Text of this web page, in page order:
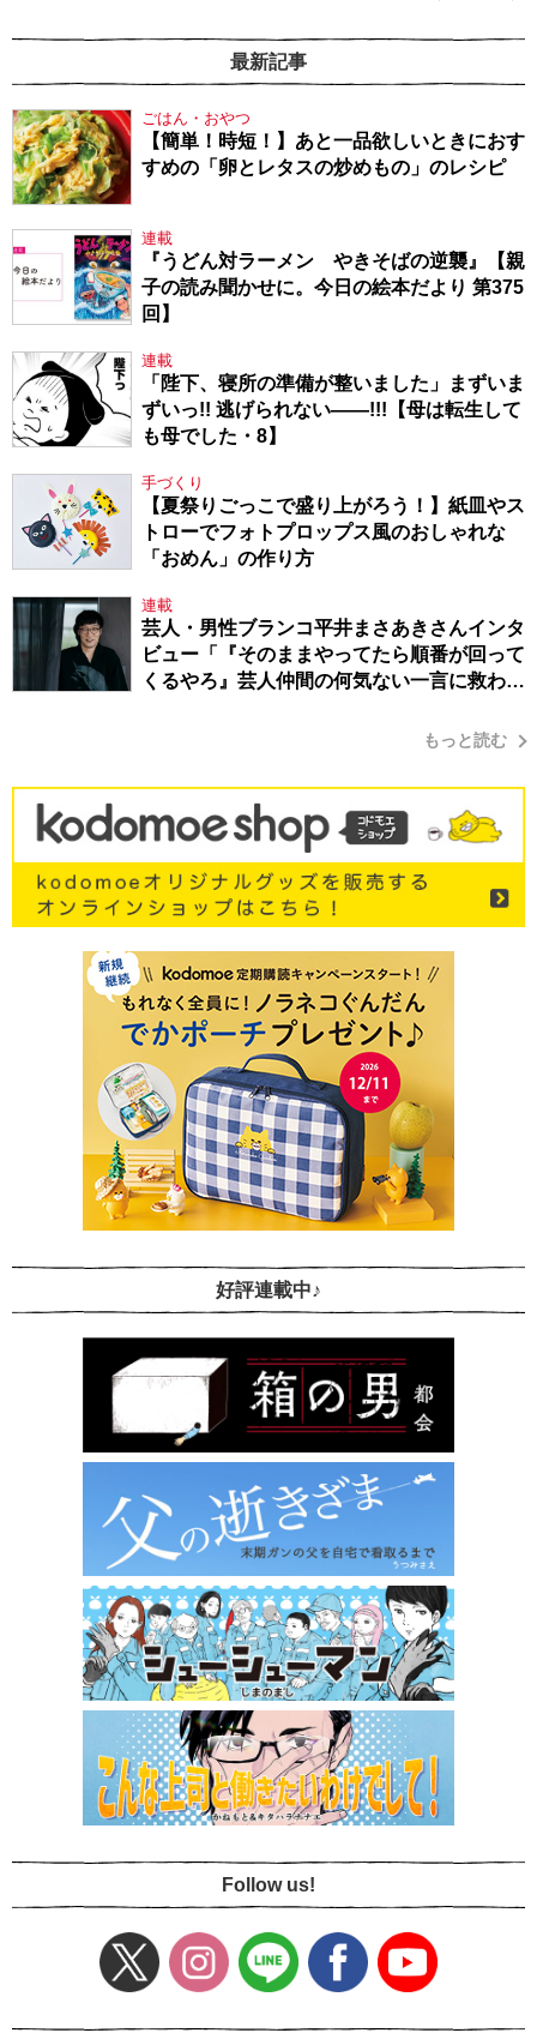
最新記事
ごはん・おやつ
【簡単！時短！】あと一品欲しいときにおす
すめの「卵とレタスの炒めもの」のレシピ
連載
『うどん対ラーメン やきそばの逆襲』【親
子の読み聞かせに。今日の絵本だより 第375
回】
連載
「陛下、寝所の準備が整いました」まずいま
ずいっ!! 逃げられない――!!!【母は転生して
も母でした・8】
手づくり
【夏祭りごっこで盛り上がろう！】紙皿やス
トローでフォトプロップス風のおしゃれな
「おめん」の作り方
連載
芸人・男性ブランコ平井まさあきさんインタ
ビュー「『そのままやってたら順番が回って
くるやろ』芸人仲間の何気ない一言に救われ
もっと読む
好評連載中♪
Follow us!